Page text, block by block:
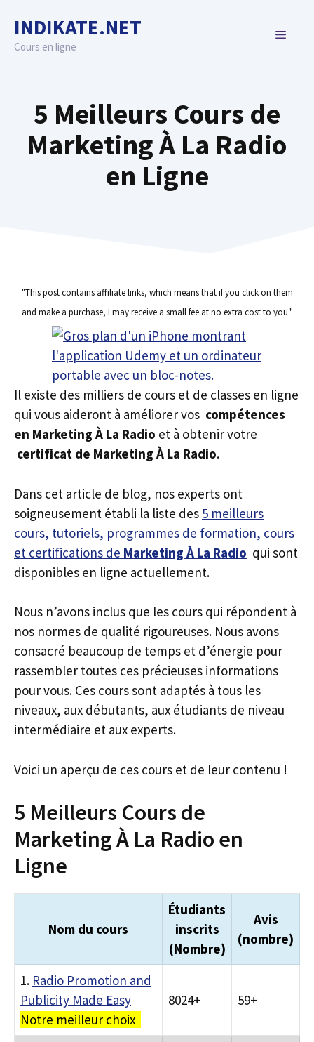
content
INDIKATE.NET
Cours en ligne
MENU
5 Meilleurs Cours de
Marketing À La Radio
en Ligne
"This post contains affiliate links, which means that if you click on them
and make a purchase, I may receive a small fee at no extra cost to you."
Il existe des milliers de cours et de classes en ligne
qui vous aideront à améliorer vos compétences
en Marketing À La Radio et à obtenir votre
certificat de Marketing À La Radio.
Dans cet article de blog, nos experts ont
soigneusement établi la liste des 5 meilleurs
cours, tutoriels, programmes de formation, cours
et certifications de Marketing À La Radio qui sont
disponibles en ligne actuellement.
Nous n’avons inclus que les cours qui répondent à
nos normes de qualité rigoureuses. Nous avons
consacré beaucoup de temps et d’énergie pour
rassembler toutes ces précieuses informations
pour vous. Ces cours sont adaptés à tous les
niveaux, aux débutants, aux étudiants de niveau
intermédiaire et aux experts.
Voici un aperçu de ces cours et de leur contenu !
5 Meilleurs Cours de
Marketing À La Radio en
Ligne
Nom du cours
Étudiants
inscrits
(Nombre)
Avis
(nombre)
1. Radio Promotion and
Publicity Made Easy
Notre meilleur choix
8024+ 59+